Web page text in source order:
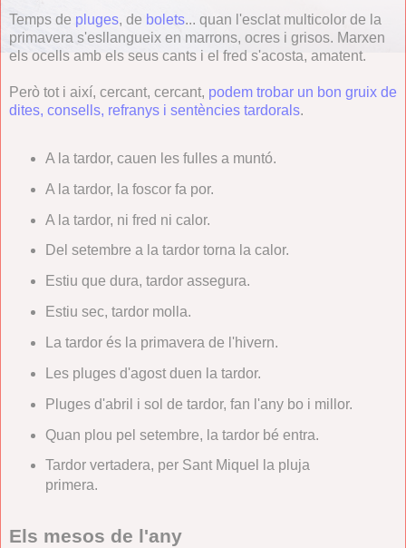
Temps de pluges, de bolets... quan l'esclat multicolor de la
primavera s'esllangueix en marrons, ocres i grisos. Marxen
els ocells amb els seus cants i el fred s'acosta, amatent.
Però tot i així, cercant, cercant, podem trobar un bon gruix de
dites, consells, refranys i sentències tardorals.
A la tardor, cauen les fulles a muntó.
A la tardor, la foscor fa por.
A la tardor, ni fred ni calor.
Del setembre a la tardor torna la calor.
Estiu que dura, tardor assegura.
Estiu sec, tardor molla.
La tardor és la primavera de l'hivern.
Les pluges d'agost duen la tardor.
Pluges d'abril i sol de tardor, fan l'any bo i millor.
Quan plou pel setembre, la tardor bé entra.
Tardor vertadera, per Sant Miquel la pluja
primera.
Els mesos de l'any